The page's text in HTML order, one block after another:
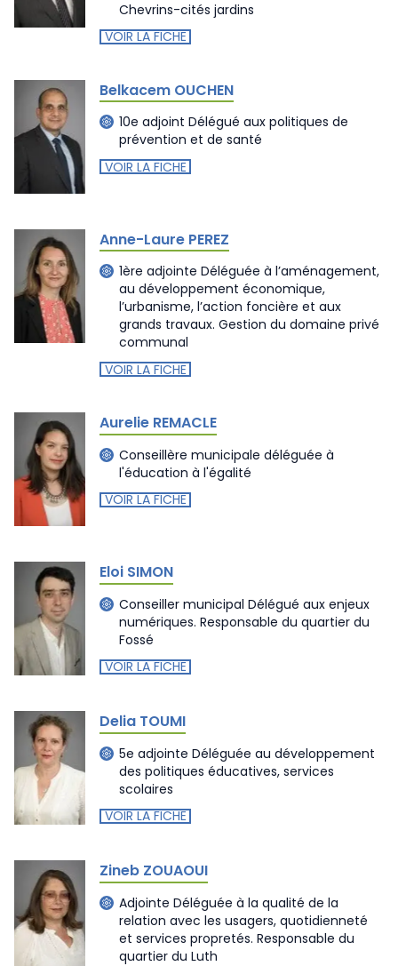
Chevrins-cités jardins
VOIR LA FICHE
Belkacem OUCHEN
10e adjoint Délégué aux politiques de
prévention et de santé
VOIR LA FICHE
Anne-Laure PEREZ
1ère adjointe Déléguée à l’aménagement,
au développement économique,
l’urbanisme, l’action foncière et aux
grands travaux. Gestion du domaine privé
communal
VOIR LA FICHE
Aurelie REMACLE
Conseillère municipale déléguée à
l'éducation à l'égalité
VOIR LA FICHE
Eloi SIMON
Conseiller municipal Délégué aux enjeux
numériques. Responsable du quartier du
Fossé
VOIR LA FICHE
Delia TOUMI
5e adjointe Déléguée au développement
des politiques éducatives, services
scolaires
VOIR LA FICHE
Zineb ZOUAOUI
Adjointe Déléguée à la qualité de la
relation avec les usagers, quotidienneté
et services propretés. Responsable du
quartier du Luth